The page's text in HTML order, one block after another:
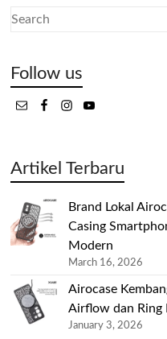
Follow us
Artikel Terbaru
Brand Lokal
Casing
Modern
March 16, 2026
Airocase
Airflow dan Ring
January 3, 2026